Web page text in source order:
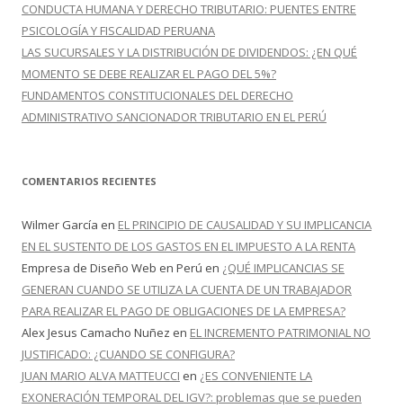
CONDUCTA HUMANA Y DERECHO TRIBUTARIO: PUENTES ENTRE
PSICOLOGÍA Y FISCALIDAD PERUANA
LAS SUCURSALES Y LA DISTRIBUCIÓN DE DIVIDENDOS: ¿EN QUÉ
MOMENTO SE DEBE REALIZAR EL PAGO DEL 5%?
FUNDAMENTOS CONSTITUCIONALES DEL DERECHO
ADMINISTRATIVO SANCIONADOR TRIBUTARIO EN EL PERÚ
COMENTARIOS RECIENTES
Wilmer García en EL PRINCIPIO DE CAUSALIDAD Y SU IMPLICANCIA
EN EL SUSTENTO DE LOS GASTOS EN EL IMPUESTO A LA RENTA
Empresa de Diseño Web en Perú en ¿QUÉ IMPLICANCIAS SE
GENERAN CUANDO SE UTILIZA LA CUENTA DE UN TRABAJADOR
PARA REALIZAR EL PAGO DE OBLIGACIONES DE LA EMPRESA?
Alex Jesus Camacho Nuñez en EL INCREMENTO PATRIMONIAL NO
JUSTIFICADO: ¿CUANDO SE CONFIGURA?
JUAN MARIO ALVA MATTEUCCI en ¿ES CONVENIENTE LA
EXONERACIÓN TEMPORAL DEL IGV?: problemas que se pueden